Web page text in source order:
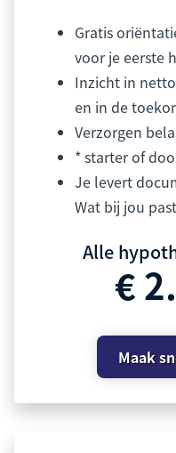
Gratis
voor je eerste
Inzicht in
en in de
Verzorgen
* starter of
Je levert
Wat bij jou
Alle
€
Maak